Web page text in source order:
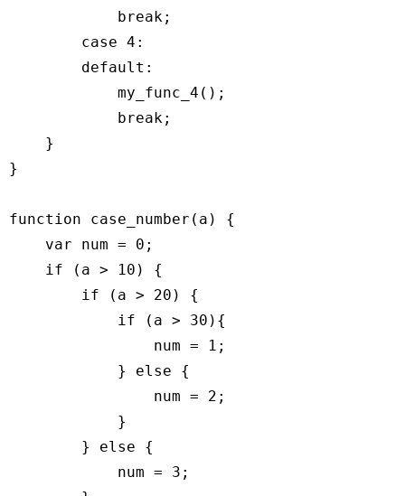
break;
case 4 :
default :
            my_func_4();
break;
    }
}
function case_number ( a ) {
var num = 0 ;
if (a > 10 ) {
if (a > 20 ) {
if (a > 30 ){
                num =
1 ;
            }
else {
                num =
2 ;
            }
        }
else {
            num =
3 ;